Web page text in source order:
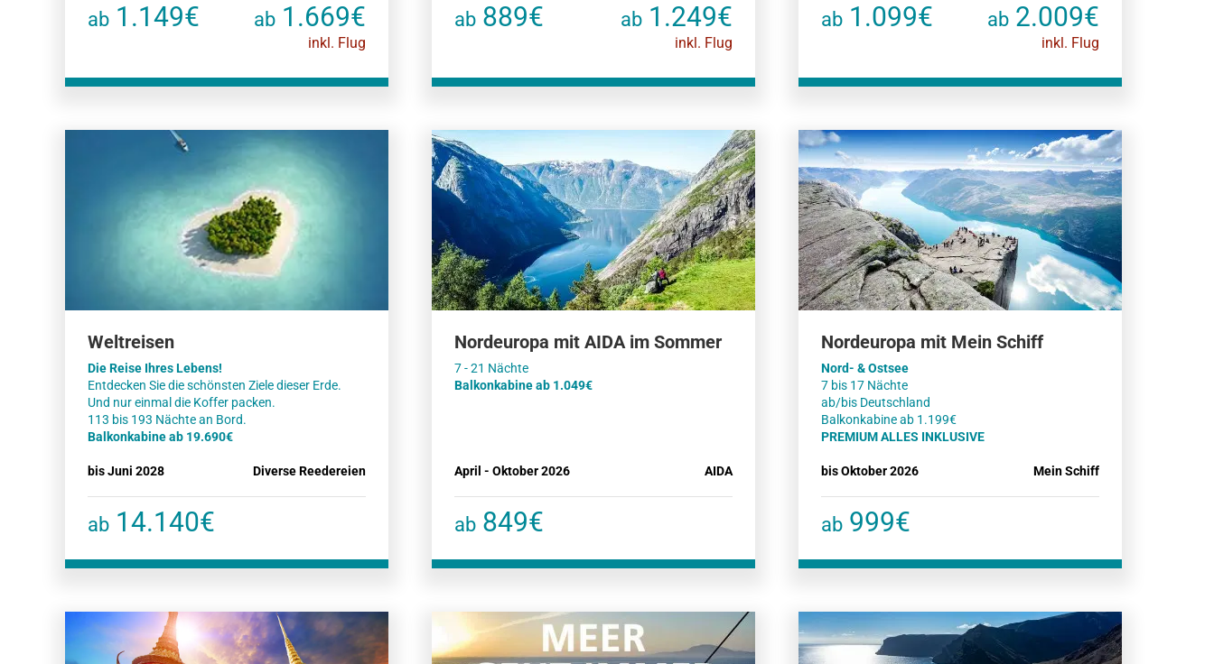
ab 1.149€ ab 1.669€
inkl. Flug
ab 889€ ab 1.249€
inkl. Flug
ab 1.099€ ab 2.009€
inkl. Flug
Weltreisen
Die Reise Ihres Lebens!
Entdecken Sie die schönsten Ziele dieser Erde.
Und nur einmal die Koffer packen.
Balkonkabine ab 19.690€
bis Juni 2028 Diverse Reedereien
ab 14.140€
Nordeuropa mit AIDA im Sommer
Balkonkabine ab 1.049€
April - Oktober 2026 AIDA
ab 849€
Nordeuropa mit Mein Schiff
Nord- & Ostsee
7 bis 17 Nächte
ab/bis Deutschland
PREMIUM ALLES INKLUSIVE
bis Oktober 2026 Mein Schiff
ab 999€